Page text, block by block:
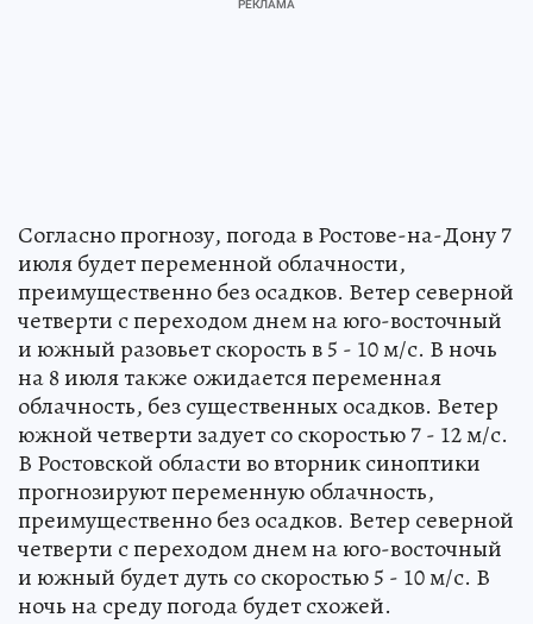
Согласно прогнозу, погода в Ростове-на-Дону 7
июля будет переменной облачности,
преимущественно без осадков. Ветер северной
четверти с переходом днем на юго-восточный
и южный разовьет скорость в 5 - 10 м/с. В ночь
на 8 июля также ожидается переменная
облачность, без существенных осадков. Ветер
южной четверти задует со скоростью 7 - 12 м/с.
В Ростовской области во вторник синоптики
прогнозируют переменную облачность,
преимущественно без осадков. Ветер северной
четверти с переходом днем на юго-восточный
и южный будет дуть со скоростью 5 - 10 м/с. В
ночь на среду погода будет схожей.